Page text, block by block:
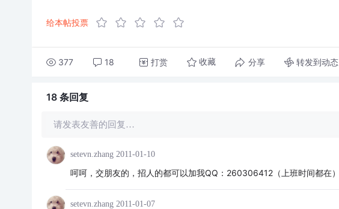
给本帖投票
377 18 打赏 收藏 分享 转发到动态
18 条回复
请发表友善的回复…
setevn.zhang 2011-01-10
呵呵，交朋友的，招人的都可以加我QQ：260306412（上班时间都在）
setevn.zhang 2011-01-07